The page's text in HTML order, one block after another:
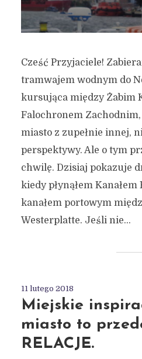
Cześć Przyjaciele!
tramwajem wodnym do
kursująca między Żabim
Falochronem
miasto z zupełnie innej,
perspektywy. Ale o tym
chwilę. Dzisiaj pokazuje
kiedy płynąłem
kanałem portowym
Westerplatte. Jeśli nie...
11 lutego 2018
Miejskie
miasto to
RELACJE.